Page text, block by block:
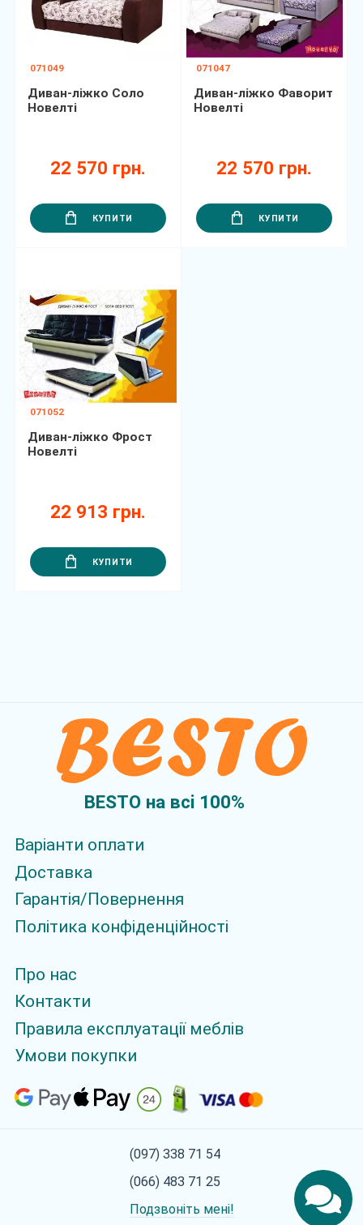
071049
Диван-ліжко Соло
Новелті
22 570 грн.
КУПИТИ
071047
Диван-ліжко Фаворит
Новелті
22 570 грн.
КУПИТИ
071052
Диван-ліжко Фрост
Новелті
22 913 грн.
КУПИТИ
BESTO на всi 100%
Варіанти оплати
Доставка
Гарантія/Повернення
Політика конфіденційності
Про нас
Контакти
Правила експлуатації меблів
Умови покупки
(097) 338 71 54
(066) 483 71 25
Подзвоніть мені!